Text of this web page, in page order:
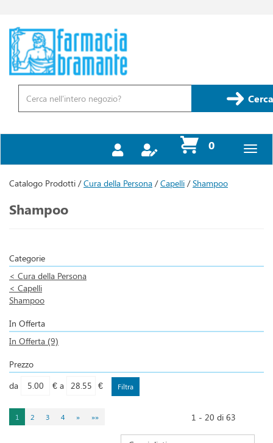
contenuto
principale
Farmacia
Bramante
Prodotto
0prodotti
inseriti
Catalogo Prodotti /Cura della Persona /Capelli /Shampoo
Shampoo
Categorie
< Cura della Persona
< Capelli
Shampoo
In Offerta
In Offerta (9)
Prezzo
filtra
da €
filtra
a €
1 2 3 4 » »» 1 - 20 di 63